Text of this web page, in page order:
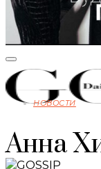
НОВОСТИ
Анна